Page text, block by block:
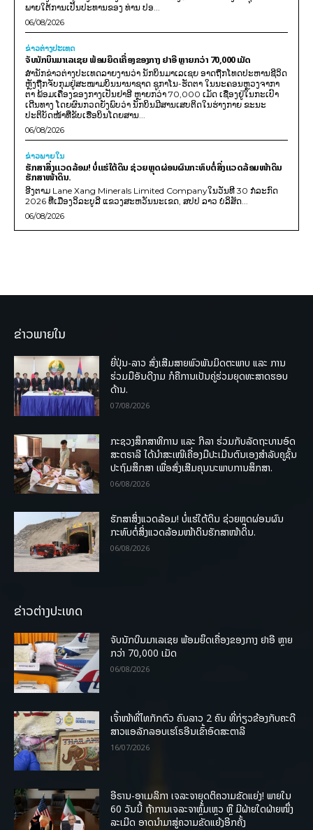
ພາຍໃຕ້ການເປັນປະທານຂອງ ທ່ານ ປອ...
06/08/2026
ຂ່າວຕ່າງປະເທດ
ຈັບນັກບິນມາເລເຊຍ ພ້ອມຍຶດເຄື່ອງຂອງກາງ ຢາອີ ຫຼາຍກວ່າ 70,000 ເມັດ
ສຳນັກຂ່າວຕ່າງປະເທດລາຍງານວ່າ ນັກບິນມາເລເຊຍ ອາດຖືກໂທດປະຫານຊີວິດ
ຫຼັງຖືກຈັບກຸມຢູ່ສະໜາມບິນນານາຊາດ ຊູກາໂນ-ຮັດຕາ ໃນນະຄອນຫຼວງຈາກາ
ຕາ ພ້ອມເຄື່ອງຂອງກາງເປັນຢາອີ ຫຼາຍກວ່າ 70,000 ເມັດ ເຊື່ອງຢູ່ໃນກະເປົາ
ເດີນທາງ ໂດຍຜົນກວດຍັງພົບວ່າ ນັກບິນມີສານເສບຕິດໃນຮ່າງກາຍ ຂະນະ
ປະຕິບັດໜ້າທີ່ຂັບເຮືອບິນໂດຍສານ...
06/08/2026
ຂ່າວພາຍ​ໃນ
ຮັກສາສິ່ງແວດລ້ອມ! ບໍ່ແຮ່ໃຕ້ດິນ ຊ່ວຍຫຼຸດຜ່ອນຜົນກະທົບຕໍ່ສິ່ງແວດລ້ອມໜ້າດິນ
ຮັກສາໜ້າດິນ.
ອີງຕາມ Lane Xang Minerals Limited Companyໃນວັນທີ 30 ກໍລະກົດ
2026 ທີ່ເມືອງວິລະບູລີ ແຂວງສະຫວັນນະເຂດ, ສປປ ລາວ ບໍລິສັດ...
06/08/2026
ຂ່າວພາຍໃນ
ຍີ່ປຸ່ນ-ລາວ ສົ່ງເສີມສາຍພົວພັນມິດຕະພາບ ແລະ ການ
ຮ່ວມມືອັນດີງາມ ກໍຄືການເປັນຄູ່ຮ່ວມຍຸດທະສາດຮອບ
ດ້ານ.
07/08/2026
ກະຊວງສຶກສາທິການ ແລະ ກິລາ ຮ່ວມກັບລັດຖະບານອົດ
ສະຕຣາລີ ໄດ້ນຳສະເໜີເຄື່ອງມືປະເມີນຕົນເອງສຳລັບຄູຊັ້ນ
ປະຖົມສຶກສາ ເພື່ອສົ່ງເສີມຄຸນນະພາບການສຶກສາ.
06/08/2026
ຮັກສາສິ່ງແວດລ້ອມ! ບໍ່ແຮ່ໃຕ້ດິນ ຊ່ວຍຫຼຸດຜ່ອນຜົນ
ກະທົບຕໍ່ສິ່ງແວດລ້ອມໜ້າດິນຮັກສາໜ້າດິນ.
06/08/2026
ຂ່າວຕ່າງປະເທດ
ຈັບນັກບິນມາເລເຊຍ ພ້ອມຍຶດເຄື່ອງຂອງກາງ ຢາອີ ຫຼາຍ
ກວ່າ 70,000 ເມັດ
06/08/2026
ເຈົ້າໜ້າທີ່ໄທກັກຕົວ ຄົນລາວ 2 ຄົນ ທີ່ກ່ຽວຂ້ອງກັບຄະດີ
ສາວແອລັກລອບເຮໂຣອີນເຂົ້າອົດສະຕາລີ
16/07/2026
ອີຣານ-ອາເມລິກາ ເຈລະຈາຍຸດຕິຄວາມຂັດແຍ່ງ! ພາຍໃນ
60 ວັນນີ້ ຖ້າການເຈລະຈາຫຼົ້ມເຫຼວ ຫຼື ມີຝ່າຍໃດຝ່າຍໜຶ່ງ
ລະເມີດ ອາດນໍາມາສູ່ຄວາມຂັດແຍ້ງອີກຄັ້ງ